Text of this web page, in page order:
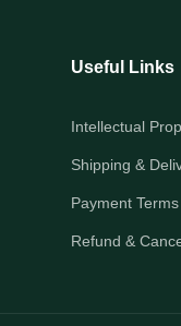
Useful Links
Intellectual
Shipping &
Payment Terms
Refund &